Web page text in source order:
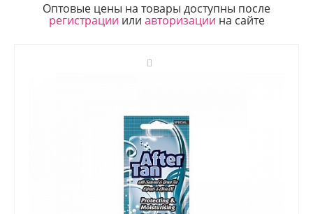
Оптовые цены на товары доступны после
регистрации или авторизации на сайте